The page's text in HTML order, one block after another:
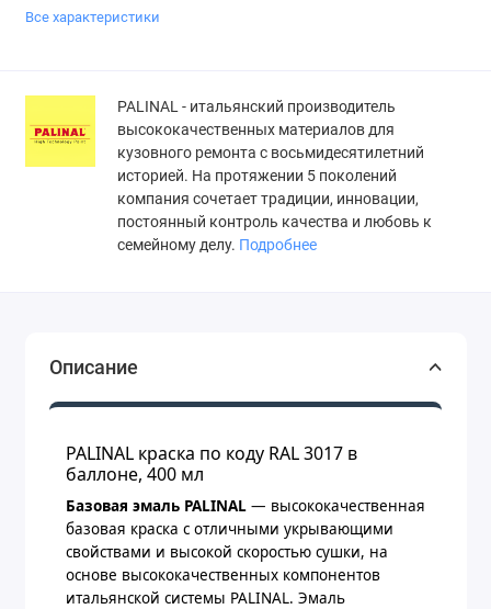
Все характеристики
PALINAL - итальянский производитель
высококачественных материалов для
кузовного ремонта с восьмидесятилетний
историей. На протяжении 5 поколений
компания сочетает традиции, инновации,
постоянный контроль качества и любовь к
семейному делу. Подробнее
Описание
PALINAL краска по коду RAL 3017 в
баллоне, 400 мл
Базовая эмаль PALINAL — высококачественная
базовая краска с отличными укрывающими
свойствами и высокой скоростью сушки, на
основе высококачественных компонентов
итальянской системы PALINAL. Эмаль